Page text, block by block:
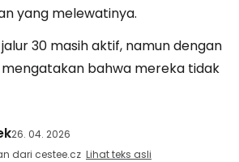
yang melewatinya.
30 masih aktif, namun dengan
bahwa mereka tidak
26. 04. 2026
dari cestee.cz Lihat teks asli